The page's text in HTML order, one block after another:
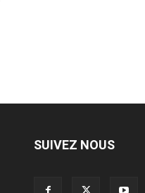
SUIVEZ NOUS